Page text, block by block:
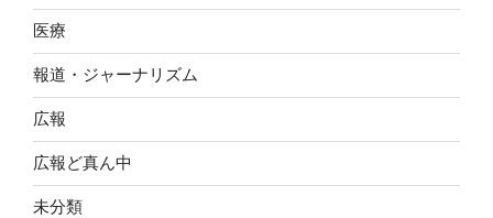
医療
報道・ジャーナリズム
広報
広報ど真ん中
未分類